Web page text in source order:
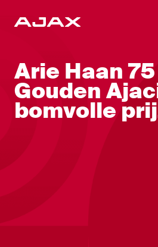
Arie Haan 75
Gouden
bomvolle